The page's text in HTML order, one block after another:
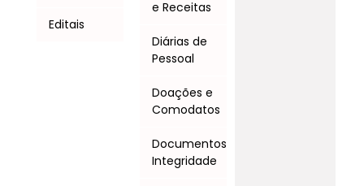
Editais
e Receitas
Diárias de
Pessoal
Doações e
Comodatos
Documentos
Integridade